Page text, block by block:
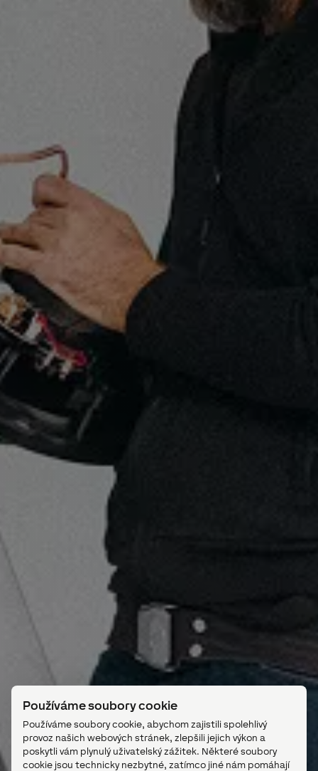
Používáme soubory cookie
Používáme soubory cookie, abychom zajistili spolehlivý
provoz našich webových stránek, zlepšili jejich výkon a
poskytli vám plynulý uživatelský zážitek. Některé soubory
cookie jsou technicky nezbytné, zatímco jiné nám pomáhají